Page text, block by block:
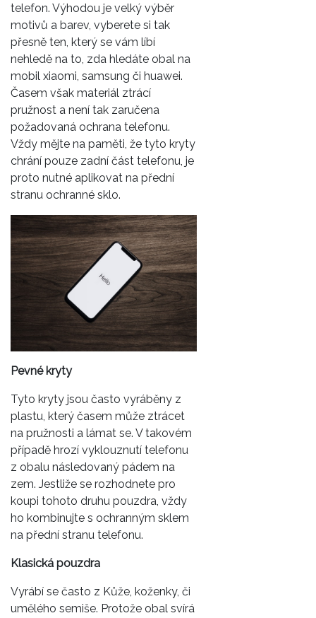
telefon. Výhodou je velký výběr
motivů a barev, vyberete si tak
přesně ten, který se vám líbí
nehledě na to, zda hledáte obal na
mobil xiaomi , samsung či huawei.
Časem však materiál ztrácí
pružnost a není tak zaručena
požadovaná ochrana telefonu.
Vždy mějte na paměti, že tyto kryty
chrání pouze zadní část telefonu, je
proto nutné aplikovat na přední
stranu ochranné sklo.
Pevné kryty
Tyto kryty jsou často vyráběny z
plastu, který časem může ztrácet
na pružnosti a lámat se. V takovém
případě hrozí vyklouznutí telefonu
z obalu následovaný pádem na
zem. Jestliže se rozhodnete pro
koupi tohoto druhu pouzdra, vždy
ho kombinujte s ochranným sklem
na přední stranu telefonu.
Klasická pouzdra
Vyrábí se často z Kůže, koženky, či
umělého semiše. Protože obal svírá